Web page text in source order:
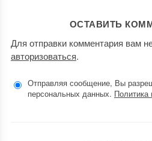
ОСТАВИТЬ
Для отправки комментария вам
авторизоваться.
Отправляя сообщение, Вы
персональных данных. Политика